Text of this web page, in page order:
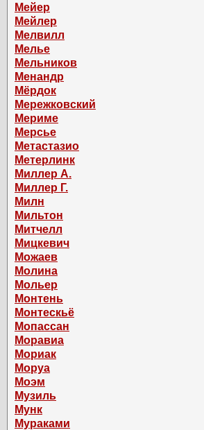
Мейер
Мейлер
Мелвилл
Мелье
Мельников
Менандр
Мёрдок
Мережковский
Мериме
Мерсье
Метастазио
Метерлинк
Миллер А.
Миллер Г.
Милн
Мильтон
Митчелл
Мицкевич
Можаев
Молина
Мольер
Монтень
Монтескьё
Мопассан
Моравиа
Мориак
Моруа
Моэм
Музиль
Мунк
Мураками